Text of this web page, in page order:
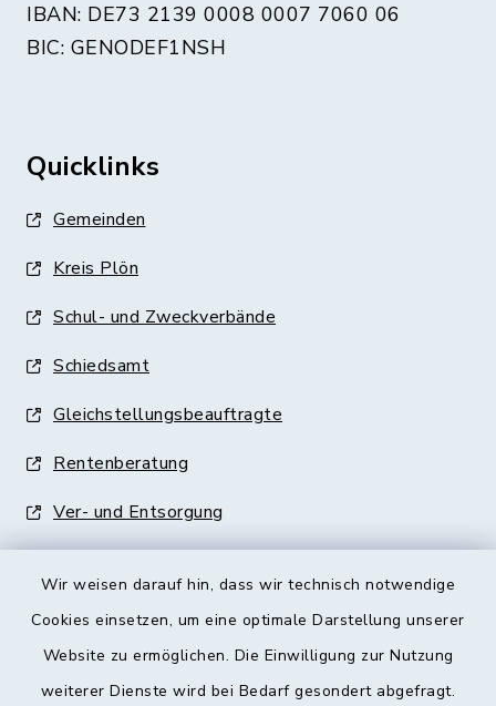
Wir weisen darauf hin, dass wir technisch notwendige
Cookies einsetzen, um eine optimale Darstellung unserer
Website zu ermöglichen. Die Einwilligung zur Nutzung
weiterer Dienste wird bei Bedarf gesondert abgefragt.
IBAN: DE73 2139 0008 0007 7060 06
BIC: GENODEF1NSH
Quicklinks
Gemeinden
Kreis Plön
Schul- und Zweckverbände
Schiedsamt
Gleichstellungsbeauftragte
Rentenberatung
Ver- und Entsorgung